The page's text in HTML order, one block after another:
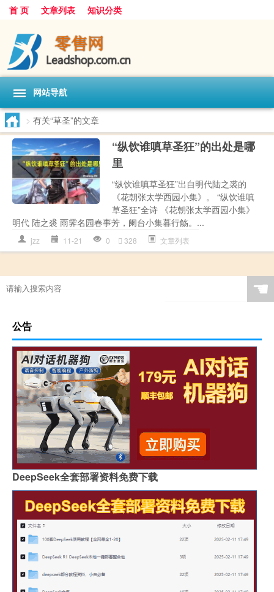
首 页 文章列表 知识分类
网站导航
> 有关“草圣”的文章
“纵饮谁嗔草圣狂”的出处是哪
里
“纵饮谁嗔草圣狂”出自明代陆之裘的
《花朝张太学西园小集》。 “纵饮谁嗔
草圣狂”全诗 《花朝张太学西园小集》
明代 陆之裘 雨霁名园春事芳，阑台小集暮行觞。...
jzz 11-21 0 328 文章列表
☚
公告
DeepSeek全套部署资料免费下载